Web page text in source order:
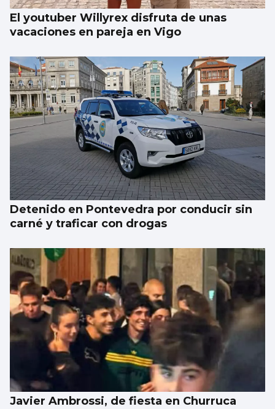
El youtuber Willyrex disfruta de unas
vacaciones en pareja en Vigo
Detenido en Pontevedra por conducir sin
carné y traficar con drogas
Javier Ambrossi, de fiesta en Churruca